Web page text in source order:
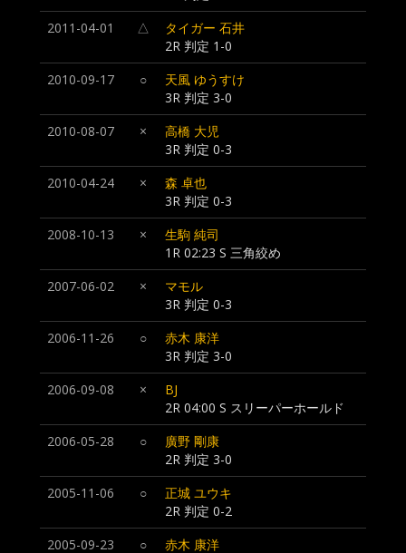
2011-04-01
△
タイガー 石井
2R 判定 1-0
2010-09-17
○
天風 ゆうすけ
3R 判定 3-0
2010-08-07
×
高橋 大児
3R 判定 0-3
2010-04-24
×
森 卓也
3R 判定 0-3
2008-10-13
×
生駒 純司
1R 02:23 S 三角絞め
2007-06-02
×
マモル
3R 判定 0-3
2006-11-26
○
赤木 康洋
3R 判定 3-0
2006-09-08
×
BJ
2R 04:00 S スリーパーホールド
2006-05-28
○
廣野 剛康
2R 判定 3-0
2005-11-06
○
正城 ユウキ
2R 判定 0-2
2005-09-23
○ 赤木 康洋